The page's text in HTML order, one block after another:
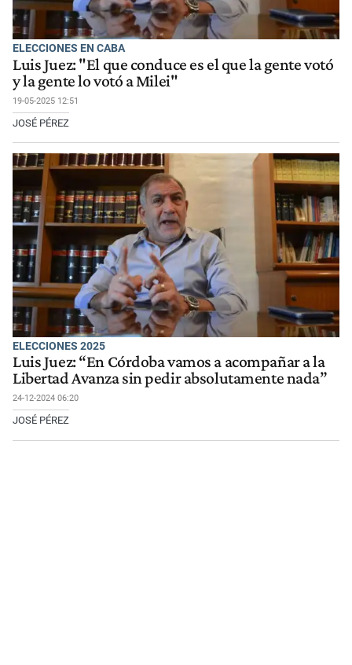
ELECCIONES EN CABA
Luis Juez: "El que conduce es el que la gente votó
y la gente lo votó a Milei"
19-05-2025 12:51
JOSÉ PÉREZ
ELECCIONES 2025
Luis Juez: “En Córdoba vamos a acompañar a la
Libertad Avanza sin pedir absolutamente nada”
24-12-2024 06:20
JOSÉ PÉREZ